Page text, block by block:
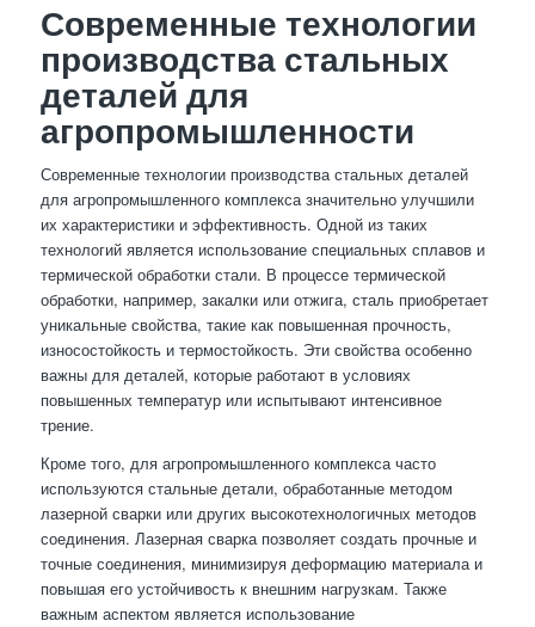
Современные технологии
производства стальных
деталей для
агропромышленности
Современные технологии производства стальных деталей
для агропромышленного комплекса значительно улучшили
их характеристики и эффективность. Одной из таких
технологий является использование специальных сплавов и
термической обработки стали. В процессе термической
обработки, например, закалки или отжига, сталь приобретает
уникальные свойства, такие как повышенная прочность,
износостойкость и термостойкость. Эти свойства особенно
важны для деталей, которые работают в условиях
повышенных температур или испытывают интенсивное
трение.
Кроме того, для агропромышленного комплекса часто
используются стальные детали, обработанные методом
лазерной сварки или других высокотехнологичных методов
соединения. Лазерная сварка позволяет создать прочные и
точные соединения, минимизируя деформацию материала и
повышая его устойчивость к внешним нагрузкам. Также
важным аспектом является использование